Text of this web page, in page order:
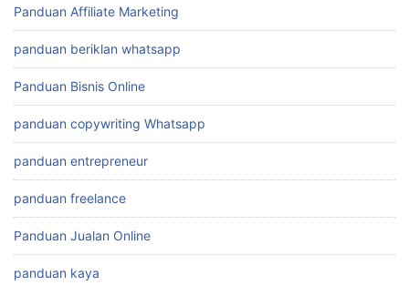
Panduan Affiliate Marketing
panduan beriklan whatsapp
Panduan Bisnis Online
panduan copywriting Whatsapp
panduan entrepreneur
panduan freelance
Panduan Jualan Online
panduan kaya